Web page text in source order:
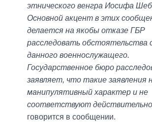
этнического венгра Иосифа
Основной акцент в этих
делается на якобы отказе ГБР
расследовать обстоятельства
данного военнослужащего.
Государственное бюро
заявляет, что такие заявления
манипулятивный характер и не
соответствуют
говорится в сообщении.